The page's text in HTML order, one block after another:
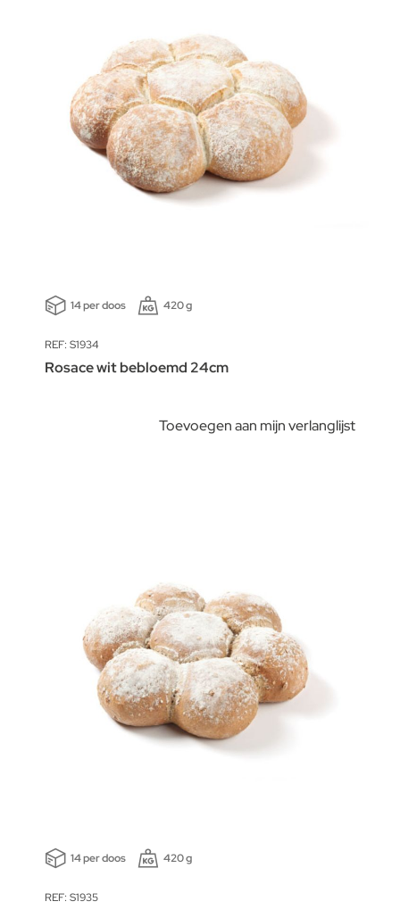
14 per doos 420 g
REF: S1934
Rosace wit bebloemd 24cm
Toevoegen aan mijn verlanglijst
14 per doos 420 g
REF: S1935